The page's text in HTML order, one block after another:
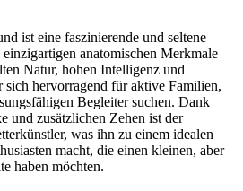
ist eine faszinierende und seltene
anatomischen Merkmale
Natur, hohen Intelligenz und
sich hervorragend für aktive Familien,
Begleiter suchen. Dank
und zusätzlichen Zehen ist der
was ihn zu einem idealen
macht, die einen kleinen, aber
haben möchten.